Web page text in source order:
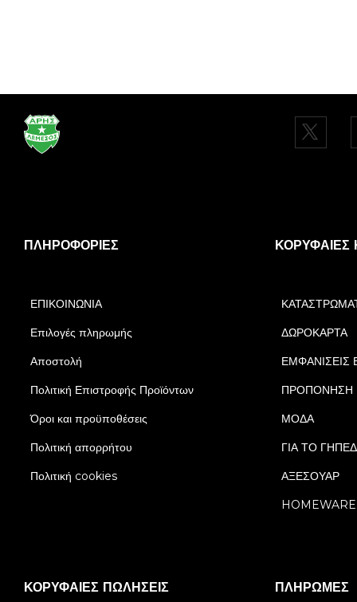
ΠΛΗΡΟΦΟΡΊΕΣ
ΕΠΙΚΟΙΝΩΝΙΑ
Επιλογές πληρωμής
Αποστολή
Πολιτική Επιστροφής Προϊόντων
Όροι και προϋποθέσεις
Πολιτική απορρήτου
Πολιτική cookies
ΚΟΡΥΦΑΊΕΣ
ΔΩΡΟΚΑΡΤΑ
ΕΜΦΑΝΙΣΕΙΣ
ΠΡΟΠΟΝΗΣΗ
ΜΟΔΑ
ΓΙΑ ΤΟ
ΑΞΕΣΟΥΑΡ
HOMEWARE
ΚΟΡΥΦΑΊΕΣ ΠΩΛΉΣΕΙΣ ΠΛΗΡΩΜΈΣ